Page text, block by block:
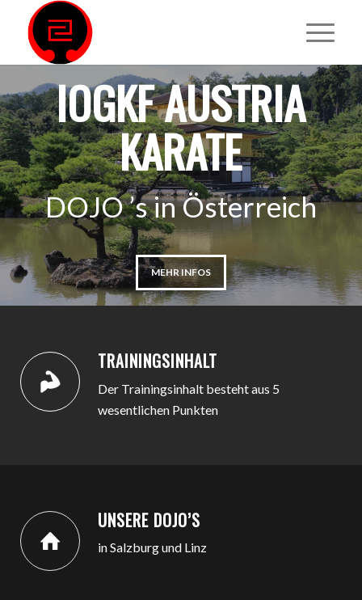
IOGKF AUSTRIA
KARATE
DOJO ’s in Österreich
MEHR INFOS
TRAININGSINHALT
Der Trainingsinhalt besteht aus 5
wesentlichen Punkten
UNSERE DOJO’S
in Salzburg und Linz